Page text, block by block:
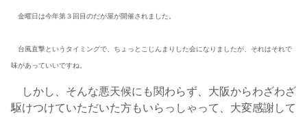
金曜日は今年第３回目のだが屋が開催されました。
台風直撃というタイミングで、ちょっとこじんまりした会になりましたが、それはそれで
味があっていいですね。
しかし、そんな悪天候にも関わらず、大阪からわざわざ
駆けつけていただいた方もいらっしゃって、大変感謝して